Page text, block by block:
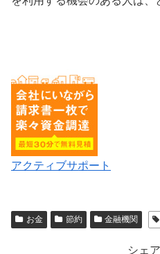
アクティブサポート
お金 節約 金融機関
シェ